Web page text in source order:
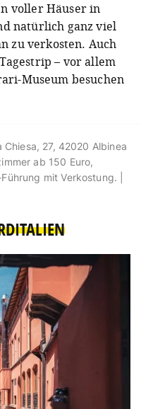
voller Häuser in
natürlich ganz viel
zu verkosten. Auch
– vor allem
Museum besuchen
27, 42020 Albinea
ab 150 Euro,
mit Verkostung.